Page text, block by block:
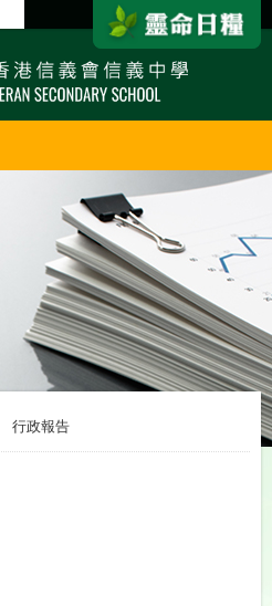
行政報告